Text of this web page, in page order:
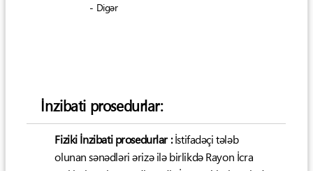
- Digər
İnzibati prosedurlar:
Fiziki İnzibati prosedurlar :İstifadəçi tələb
olunan sənədləri ərizə ilə birlikdə Rayon İcra